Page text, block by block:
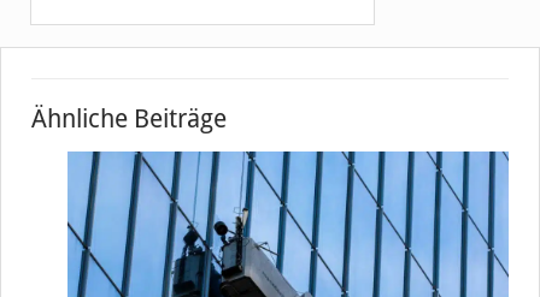
Ähnliche Beiträge